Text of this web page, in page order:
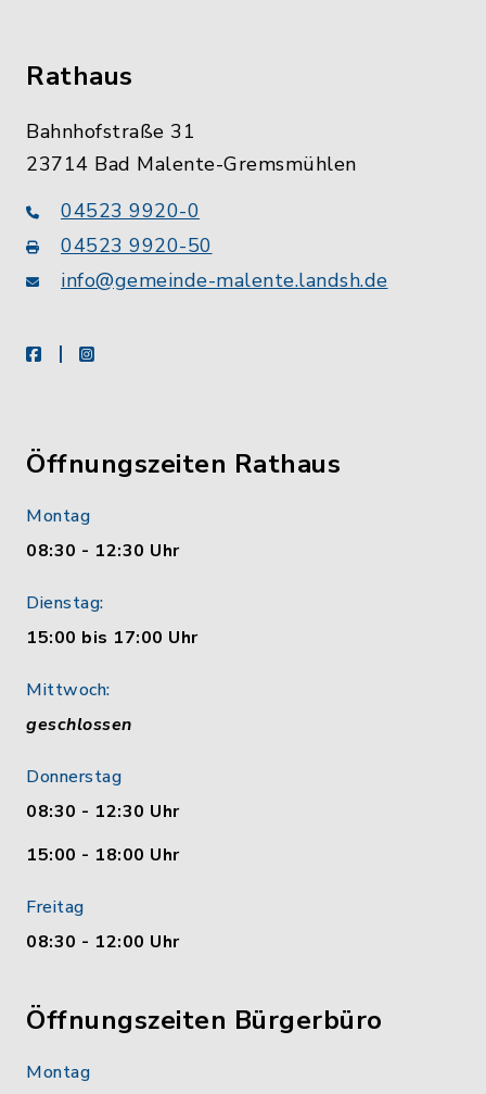
Rathaus
Bahnhofstraße 31
23714 Bad Malente-Gremsmühlen
04523 9920-0
04523 9920-50
info@gemeinde-malente.landsh.de
facebookinstagram
Öffnungszeiten Rathaus
Montag
08:30 - 12:30 Uhr
Dienstag:
15:00 bis 17:00 Uhr
Mittwoch:
geschlossen
Donnerstag
08:30 - 12:30 Uhr
15:00 - 18:00 Uhr
Freitag
08:30 - 12:00 Uhr
Öffnungszeiten Bürgerbüro
Montag